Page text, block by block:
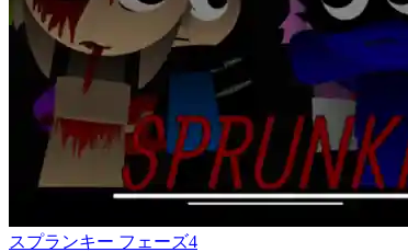
スプランキー フェーズ4